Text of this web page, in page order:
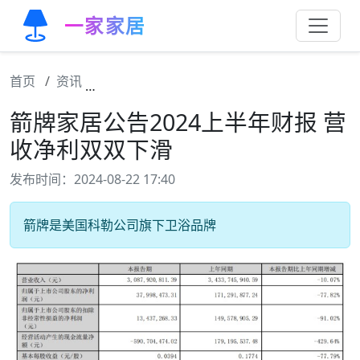
一家家居
首页 资讯
箭牌家居公告2024上半年财报 营
收净利双双下滑
发布时间：2024-08-22 17:40
箭牌是美国科勒公司旗下卫浴品牌